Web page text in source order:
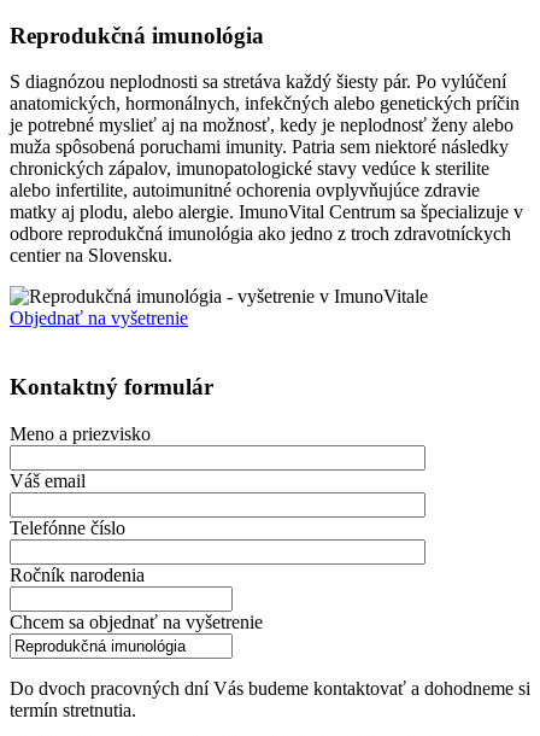
Reprodukčná imunológia
S diagnózou neplodnosti sa stretáva každý šiesty pár. Po vylúčení
anatomických, hormonálnych, infekčných alebo genetických príčin
je potrebné myslieť aj na možnosť, kedy je neplodnosť ženy alebo
muža spôsobená poruchami imunity. Patria sem niektoré následky
chronických zápalov, imunopatologické stavy vedúce k sterilite
alebo infertilite, autoimunitné ochorenia ovplyvňujúce zdravie
matky aj plodu, alebo alergie. ImunoVital Centrum sa špecializuje v
odbore reprodukčná imunológia ako jedno z troch zdravotníckych
centier na Slovensku.
Objednať na vyšetrenie
Kontaktný formulár
Meno a priezvisko
Váš email
Telefónne číslo
Ročník narodenia
Chcem sa objednať na vyšetrenie
Do dvoch pracovných dní Vás budeme kontaktovať a dohodneme si
termín stretnutia.